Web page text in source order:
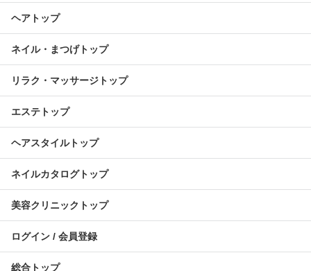
ヘアトップ
ネイル・まつげトップ
リラク・マッサージトップ
エステトップ
ヘアスタイルトップ
ネイルカタログトップ
美容クリニックトップ
ログイン / 会員登録
総合トップ